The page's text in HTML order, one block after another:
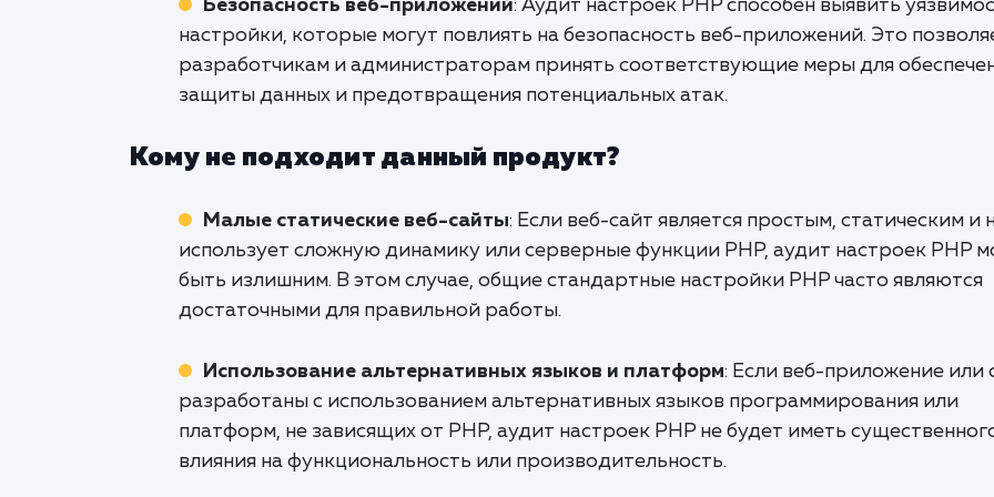
Безопасность веб-приложений: Аудит настроек PHP способен выявить
настройки, которые могут повлиять на безопасность веб-приложений. Это
разработчикам и администраторам принять соответствующие меры для
защиты данных и предотвращения потенциальных атак.
Кому не подходит данный продукт?
Малые статические веб-сайты: Если веб-сайт является простым, статическим и
использует сложную динамику или серверные функции PHP, аудит настроек PHP
быть излишним. В этом случае, общие стандартные настройки PHP часто являются
достаточными для правильной работы.
Использование альтернативных языков и платформ: Если веб-приложение или
разработаны с использованием альтернативных языков программирования или
платформ, не зависящих от PHP, аудит настроек PHP не будет иметь
влияния на функциональность или производительность.